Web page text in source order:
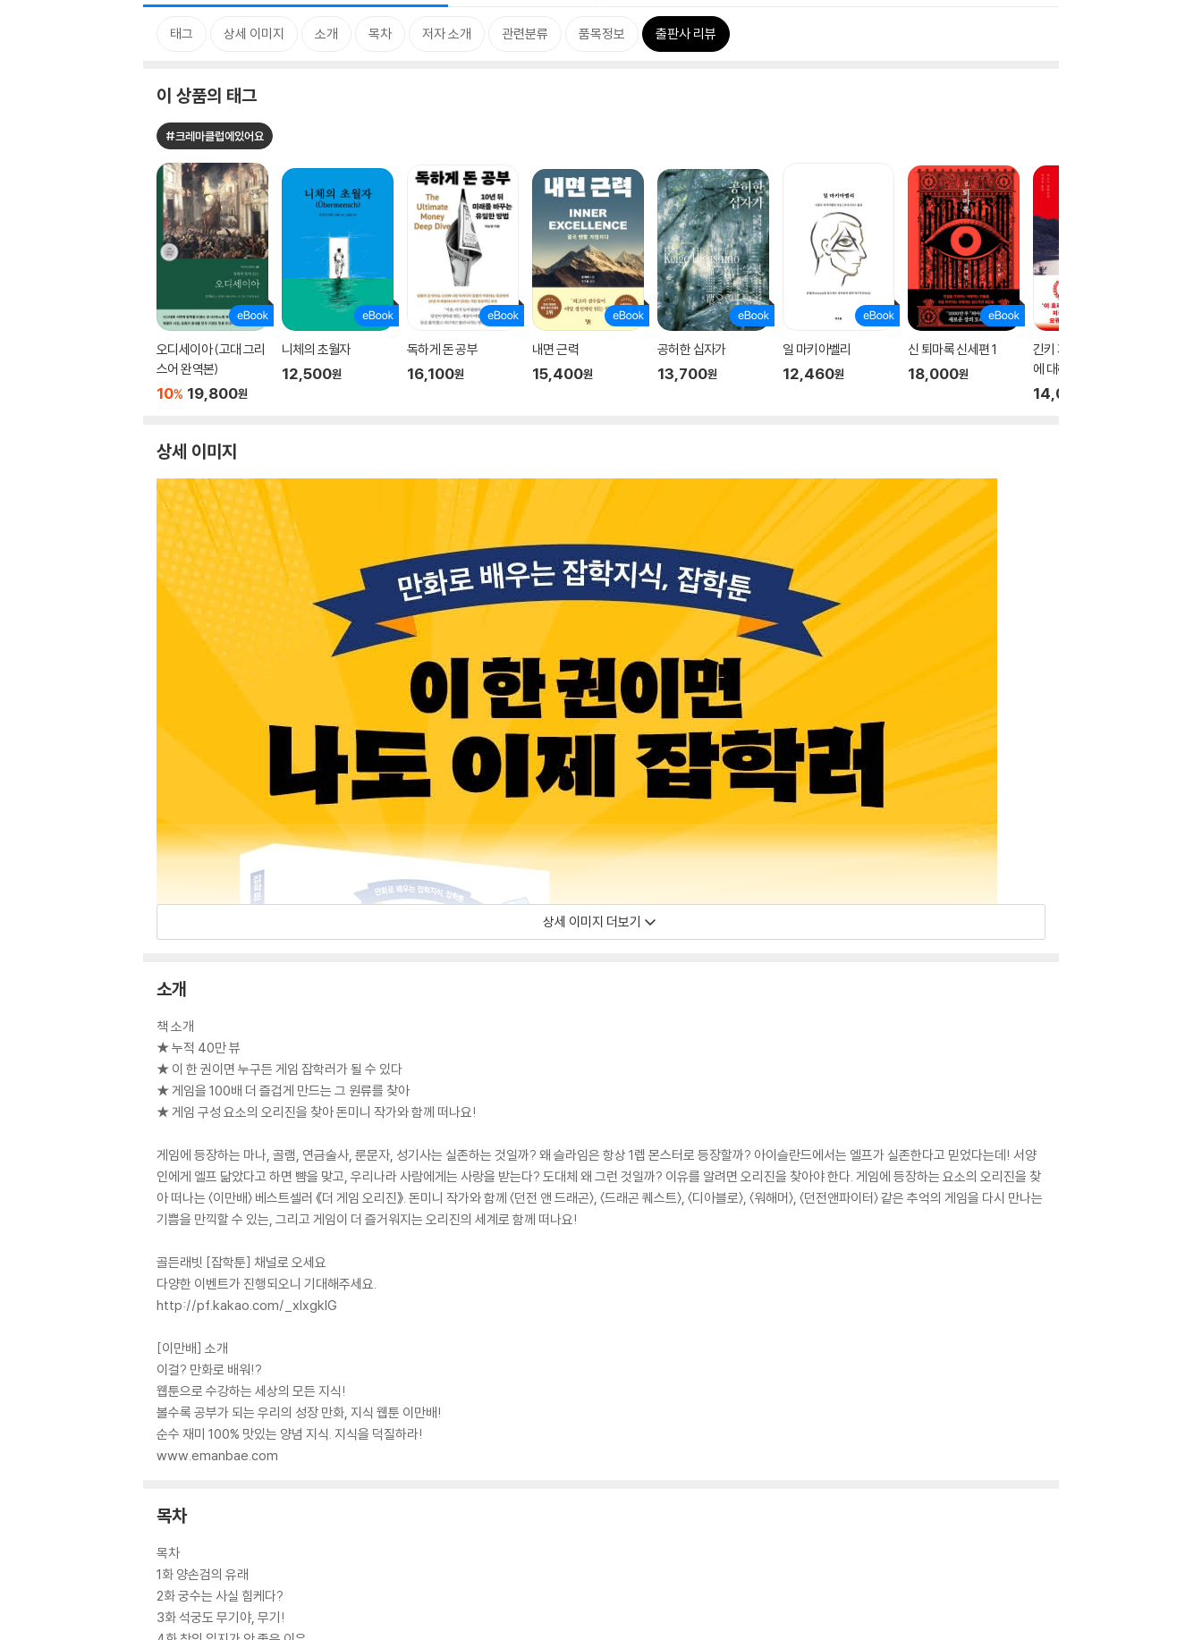
태그 상세 이미지 소개 목차 저자 소개 관련분류 품목정보 출판사 리뷰
이 상품의 태그
#크레마클럽에있어요
오디세이아 (고대 그리
스어 완역본)
10% 19,800원
니체의 초월자
12,500원
독하게 돈 공부
16,100원
내면 근력
15,400원
공허한 십자가
13,700원
일 마키아벨리
12,460원
신 퇴마록 신세편 1
18,000원
긴키 지방의 어느 장소
에 대하여
14,000
상세 이미지
상세 이미지 더보기
소개
책 소개
★ 누적 40만 뷰
★ 이 한 권이면 누구든 게임 잡학러가 될 수 있다
★ 게임을 100배 더 즐겁게 만드는 그 원류를 찾아
★ 게임 구성 요소의 오리진을 찾아 돈미니 작가와 함께 떠나요!
게임에 등장하는 마나, 골램, 연금술사, 룬문자, 성기사는 실존하는 것일까? 왜 슬라임은 항상 1렙 몬스터로 등장할까? 아이슬란드에서는 엘프가 실존한다고 믿었다는데! 서양
인에게 엘프 닮았다고 하면 뺨을 맞고, 우리나라 사람에게는 사랑을 받는다? 도대체 왜 그런 것일까? 이유를 알려면 오리진을 찾아야 한다. 게임에 등장하는 요소의 오리진을 찾
아 떠나는 〈이만배〉 베스트셀러 《더 게임 오리진》. 돈미니 작가와 함께 〈던전 앤 드래곤〉, 〈드래곤 퀘스트〉, 〈디아블로〉, 〈워해머〉, 〈던전앤파이터〉 같은 추억의 게임을 다시 만나는
기쁨을 만끽할 수 있는, 그리고 게임이 더 즐거워지는 오리진의 세계로 함께 떠나요!
골든래빗 [잡학툰] 채널로 오세요
다양한 이벤트가 진행되오니 기대해주세요.
http://pf.kakao.com/_xlxgkIG
[이만배] 소개
이걸? 만화로 배워!?
웹툰으로 수강하는 세상의 모든 지식!
볼수록 공부가 되는 우리의 성장 만화, 지식 웹툰 이만배!
순수 재미 100% 맛있는 양념 지식. 지식을 덕질하라!
www.emanbae.com
목차
목차
1화 양손검의 유래
2화 궁수는 사실 힘케다?
3화 석궁도 무기야, 무기!